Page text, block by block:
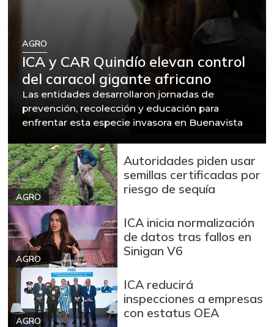
AGRO
ICA y CAR Quindío elevan control
del caracol gigante africano
Las entidades desarrollaron jornadas de
prevención, recolección y educación para
enfrentar esta especie invasora en Buenavista
AGRO
Autoridades piden usar
semillas certificadas por
riesgo de sequía
AGRO
ICA inicia normalización
de datos tras fallos en
Sinigan V6
AGRO
ICA reducirá
inspecciones a empresas
con estatus OEA